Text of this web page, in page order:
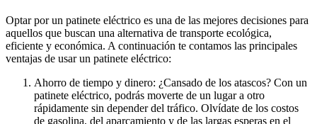
Optar por un patinete eléctrico es una de las mejores decisiones para
aquellos que buscan una alternativa de transporte ecológica,
eficiente y económica. A continuación te contamos las principales
ventajas de usar un patinete eléctrico:
Ahorro de tiempo y dinero: ¿Cansado de los atascos? Con un
patinete eléctrico, podrás moverte de un lugar a otro
rápidamente sin depender del tráfico. Olvídate de los costos
de gasolina, del aparcamiento y de las largas esperas en el